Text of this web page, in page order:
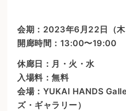
会期：2023年6月22日（木
開廊時間：13:00〜19:00
休廊日：月・火・水
入場料：無料
会場：YUKAI HANDS
ズ・ギャラリー）